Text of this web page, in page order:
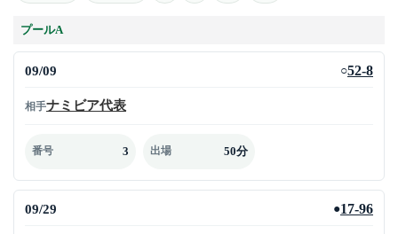
プールA
09/09 ○52-8
相手ナミビア代表
番号 3 出場 50分
09/29 ●17-96